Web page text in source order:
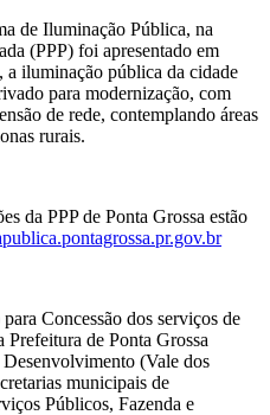
de Iluminação Pública, na
(PPP) foi apresentado em
iluminação pública da cidade
para modernização, com
de rede, contemplando áreas
rurais.
da PPP de Ponta Grossa estão
Concessão dos serviços de
de Ponta Grossa
(Vale dos
municipais de
Públicos, Fazenda e